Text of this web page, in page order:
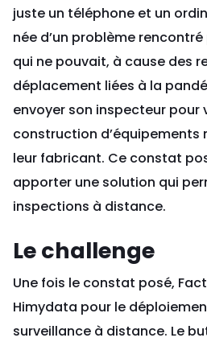
juste un téléphone et un
née d’un problème
qui ne pouvait, à cause des
déplacement liées à la
envoyer son inspecteur pour
construction d’équipements
leur fabricant. Ce constat
apporter une solution qui
inspections à distance.
Le challenge
Une fois le constat posé,
Himydata pour le
surveillance à distance. Le